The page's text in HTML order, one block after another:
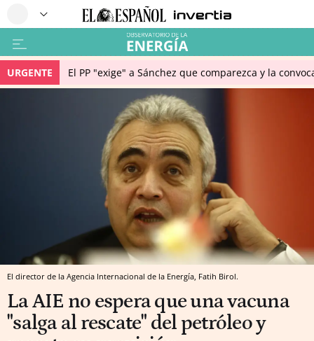
URGENTE El PP "exige" a Sánchez que comparezca y la
El director de la Agencia Internacional de la Energía, Fatih Birol.
La AIE no espera que una vacuna
"salga al rescate" del petróleo y